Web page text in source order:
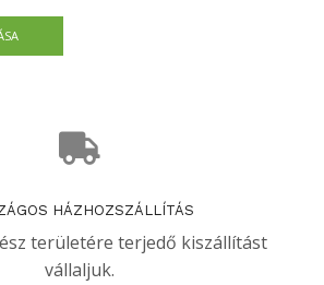
HÁZHOZSZÁLLÍTÁS
területére terjedő kiszállítást
vállaljuk.